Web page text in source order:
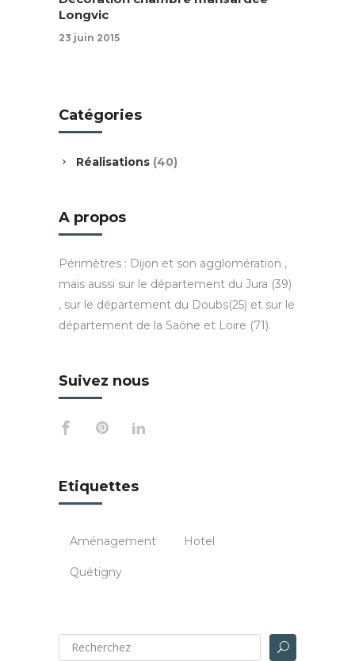
Longvic
23 juin 2015
Catégories
Réalisations (40)
A propos
Périmètres : Dijon et son agglomération ,
mais aussi sur le département du Jura (39)
, sur le département du Doubs(25) et sur le
département de la Saône et Loire (71).
Suivez nous
Etiquettes
Aménagement Hotel
Quétigny